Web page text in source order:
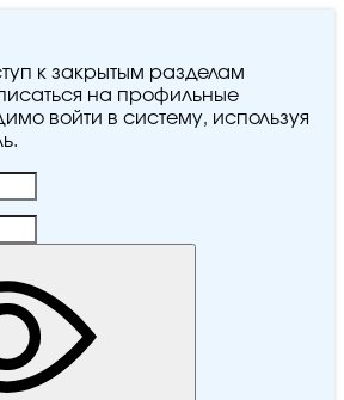
к закрытым разделам
на профильные
войти в систему, используя